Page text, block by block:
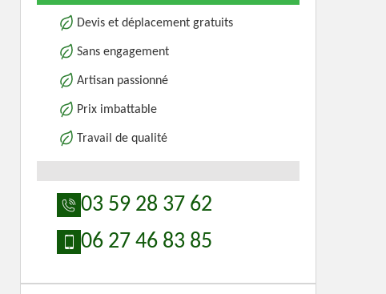
Devis et déplacement gratuits
Sans engagement
Artisan passionné
Prix imbattable
Travail de qualité
03 59 28 37 62
06 27 46 83 85